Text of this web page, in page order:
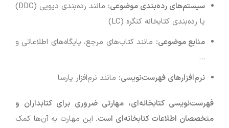
سیستم‌های رده‌بندی موضوعی:
مانند رده‌بندی دیویی (DDC)
یا رده‌بندی کتابخانه کنگره (LC)
منابع موضوعی: مانند کتاب‌های مرجع، پایگاه‌های اطلاعاتی و
…
نرم‌افزارهای فهرست‌نویسی: مانند نرم‌افزار پارسا
فهرست‌نویسی کتابخانه‌ای، مهارتی ضروری برای کتابداران و
متخصصان اطلاعات کتابخانه‌ای است. این مهارت به آن‌ها کمک